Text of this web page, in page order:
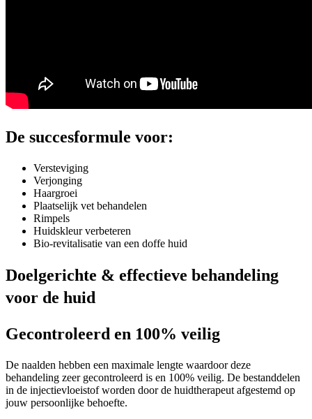
De succesformule voor:
Versteviging
Verjonging
Haargroei
Plaatselijk vet behandelen
Rimpels
Huidskleur verbeteren
Bio-revitalisatie van een doffe huid
Doelgerichte & effectieve behandeling
voor de huid
Gecontroleerd en 100% veilig
De naalden hebben een maximale lengte waardoor deze
behandeling zeer gecontroleerd is en 100% veilig. De bestanddelen
in de injectievloeistof worden door de huidtherapeut afgestemd op
jouw persoonlijke behoefte.